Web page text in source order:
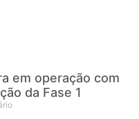
em operação com
da Fase 1